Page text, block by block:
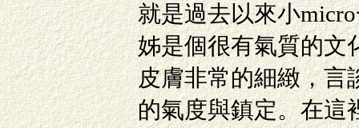
就是過去以來小
姊是個很有氣質的文
皮膚非常的細緻，言
的氣度與鎮定。在這